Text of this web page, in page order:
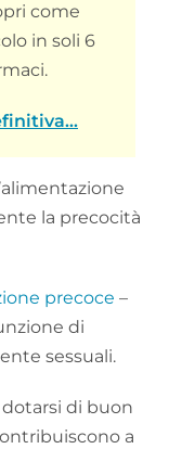
come
in soli 6
la precocità
precoce –
di
sessuali.
dotarsi di buon
a